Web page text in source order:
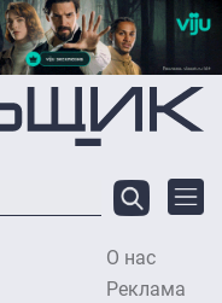
О нас
Реклама